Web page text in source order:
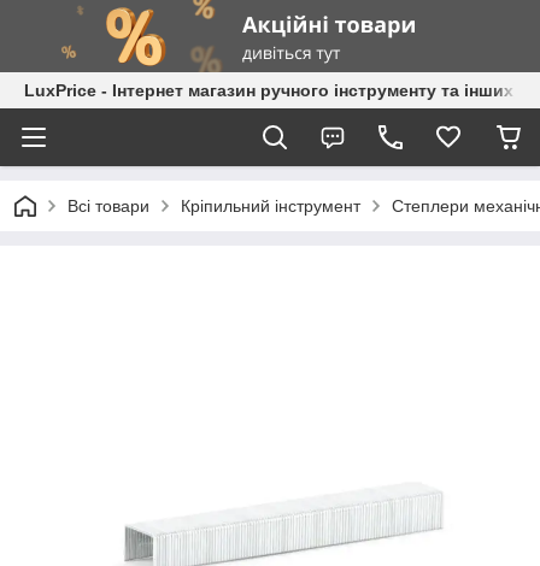
LuxPrice - Інтернет магазин ручного інструменту та інших
Всі товари Кріпильний інструмент Степлери